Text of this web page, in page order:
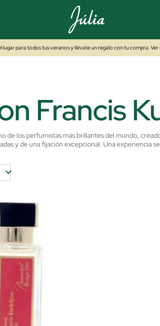
lugar para todos tus veranos y llévate un regalo con tu compra. Ver
Francis
de los perfumistas más brillantes del mundo,
y de una fijación excepcional. Una experiencia